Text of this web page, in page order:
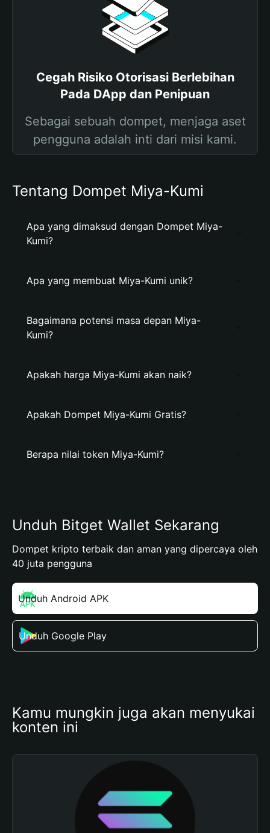
Cegah Risiko Otorisasi Berlebihan
Pada DApp dan Penipuan
Sebagai sebuah dompet, menjaga aset
pengguna adalah inti dari misi kami.
Tentang Dompet Miya-Kumi
Apa yang dimaksud dengan Dompet Miya-
Kumi?
Apa yang membuat Miya-Kumi unik?
Bagaimana potensi masa depan Miya-
Kumi?
Apakah harga Miya-Kumi akan naik?
Apakah Dompet Miya-Kumi Gratis?
Berapa nilai token Miya-Kumi?
Unduh Bitget Wallet Sekarang
Dompet kripto terbaik dan aman yang dipercaya oleh
40 juta pengguna
Unduh Android APK
Unduh Google Play
Kamu mungkin juga akan menyukai
konten ini